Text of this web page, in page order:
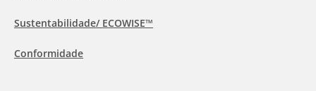
Sustentabilidade/ ECOWISE™
Conformidade